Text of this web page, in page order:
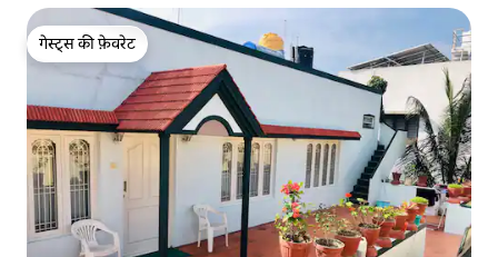
गेस्ट्स की फ़ेवरेट
गेस्ट्स की फ़ेवरेट